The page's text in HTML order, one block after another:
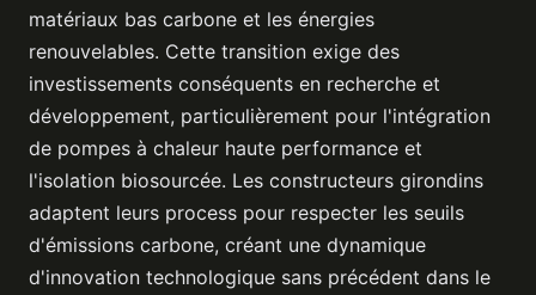
matériaux bas carbone et les énergies
renouvelables. Cette transition exige des
investissements conséquents en recherche et
développement, particulièrement pour l'intégration
de pompes à chaleur haute performance et
l'isolation biosourcée. Les constructeurs girondins
adaptent leurs process pour respecter les seuils
d'émissions carbone, créant une dynamique
d'innovation technologique sans précédent dans le